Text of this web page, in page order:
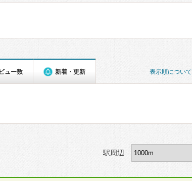
表示順について
ュー数 新着・更新
駅周辺